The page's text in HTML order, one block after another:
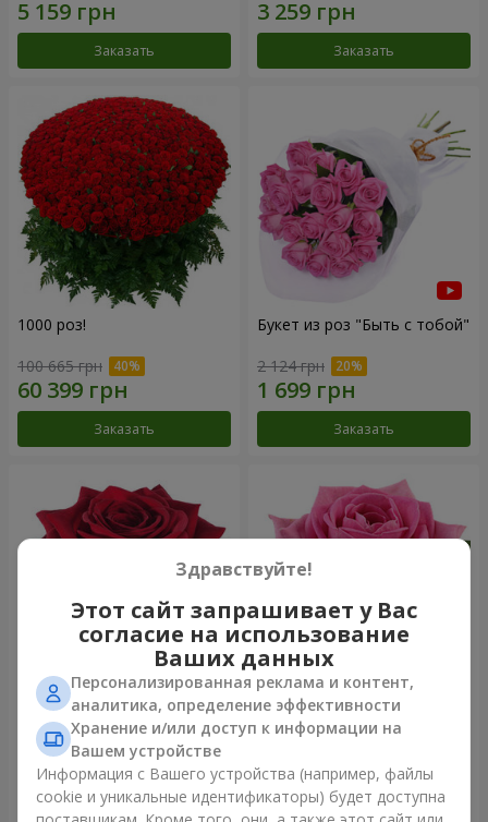
Заказать Заказать
1000 роз!
100 665 грн
Заказать
Букет из роз "Быть с тобой"
2 124 грн
Заказать
Роза красная (поштучно)
Заказать
Роза розовая (поштучно)
Заказать
Здравствуйте!
Этот сайт запрашивает у Вас
согласие на использование
Ваших данных
Персонализированная реклама и контент,
аналитика, определение эффективности
Хранение и/или доступ к информации на
Вашем устройстве
Информация с Вашего устройства (например, файлы
cookie и уникальные идентификаторы) будет доступна